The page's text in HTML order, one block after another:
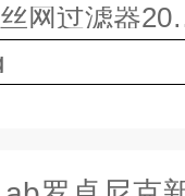
网过滤器